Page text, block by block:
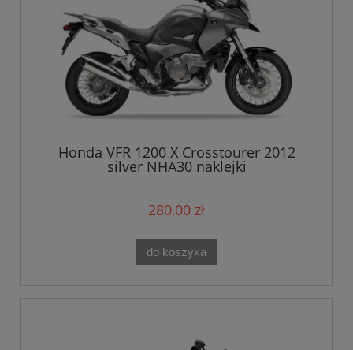
Honda VFR 1200 X Crosstourer 2012
silver NHA30 naklejki
280,00 zł
do koszyka